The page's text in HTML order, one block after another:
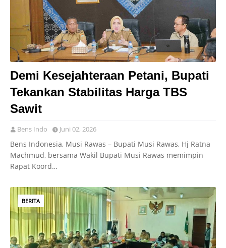
Demi Kesejahteraan Petani, Bupati
Tekankan Stabilitas Harga TBS
Sawit
Bens Indo Juni 02, 2026
Bens Indonesia, Musi Rawas – Bupati Musi Rawas, Hj Ratna
Machmud, bersama Wakil Bupati Musi Rawas memimpin
Rapat Koord…
BERITA